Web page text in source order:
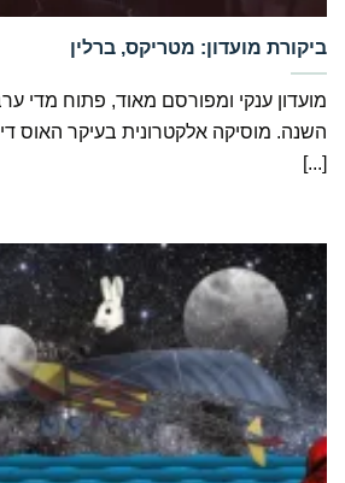
‏ביקורת מועדון: מטריקס, ברלין
מועדון ענקי ומפורסם מאוד, פתוח מדי
השנה. מוסיקה אלקטרונית בעיקר האוס
[...]